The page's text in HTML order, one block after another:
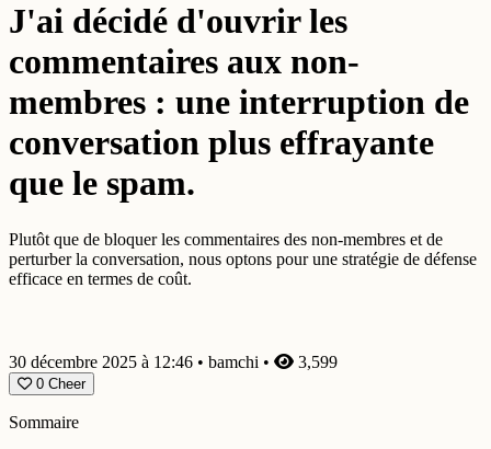
J'ai décidé d'ouvrir les
commentaires aux non-
membres : une interruption de
conversation plus effrayante
que le spam.
Plutôt que de bloquer les commentaires des non-membres et de
perturber la conversation, nous optons pour une stratégie de défense
efficace en termes de coût.
30 décembre 2025 à 12:46 • bamchi • 3,599
0 Cheer
Sommaire